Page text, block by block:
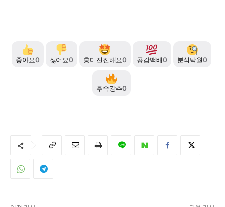
좋아요0 싫어요0 흥미진진해요0 공감백배0 분석탁월0
후속강추0